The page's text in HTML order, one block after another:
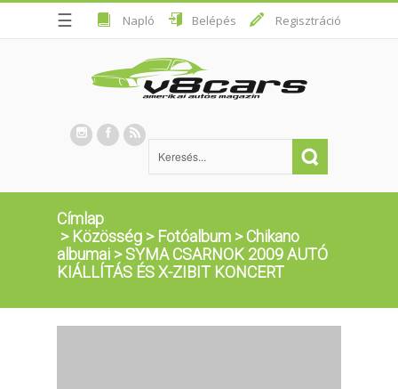
☰ Napló Belépés Regisztráció
Címlap
> Közösség > Fotóalbum >Chikano
albumai >SYMA CSARNOK 2009 AUTÓ
KIÁLLÍTÁS ÉS X-ZIBIT KONCERT